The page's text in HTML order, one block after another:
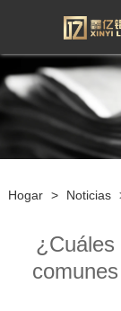
Hogar > Noticias
¿Cuáles